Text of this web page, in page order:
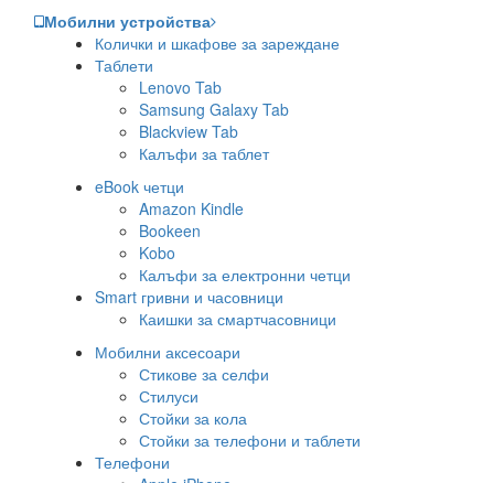
Мобилни устройства
Колички и шкафове за зареждане
Таблети
Lenovo Tab
Samsung Galaxy Tab
Blackview Tab
Калъфи за таблет
eBook четци
Amazon Kindle
Bookeen
Kobo
Калъфи за електронни четци
Smart гривни и часовници
Каишки за смартчасовници
Мобилни аксесоари
Стикове за селфи
Стилуси
Стойки за кола
Стойки за телефони и таблети
Телефони